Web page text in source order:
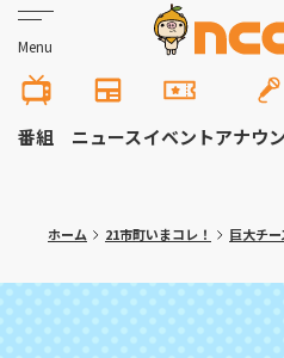
Menu
番組 ニュースイベントアナウ
ホーム 21市町いまコレ！ 巨大チーズの上